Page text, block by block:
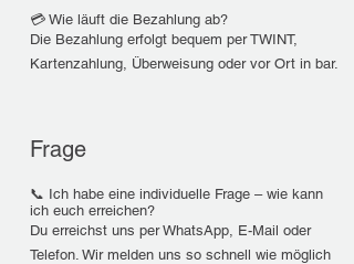
💳 Wie läuft die Bezahlung ab?
Die Bezahlung erfolgt bequem per TWINT,
Kartenzahlung, Überweisung oder vor Ort in bar.
Frage
📞 Ich habe eine individuelle Frage – wie kann
ich euch erreichen?
Du erreichst uns per WhatsApp, E-Mail oder
Telefon. Wir melden uns so schnell wie möglich